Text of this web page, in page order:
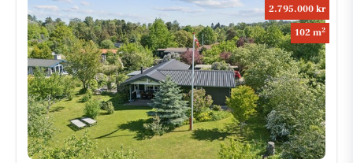
2.795.000 kr
102 m2